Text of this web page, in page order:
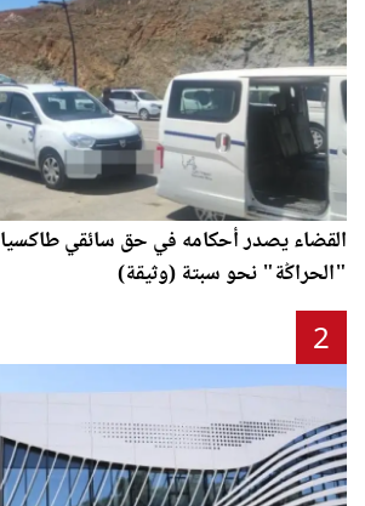
القضاء يصدر أحكامه في حق سائقي
"الحراݣة" نحو سبتة (وثيقة)
2